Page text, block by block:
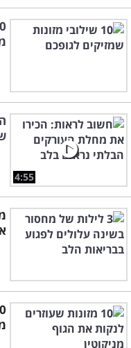
ביצים– גם ביצים
מיגרנות, פריחות
המופיעות זמן מה
מזון שבהם יש אותן.
שקדים–אכילת
אחרים, עלולה
רגישות, וזאת
החלבונים שבשקד
החיסונית כנגדם.
שלשולים, עור מגרד
4:55